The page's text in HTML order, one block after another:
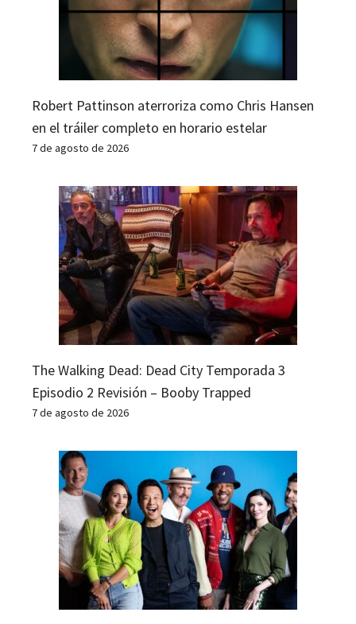
Robert Pattinson aterroriza como Chris Hansen
en el tráiler completo en horario estelar
7 de agosto de 2026
The Walking Dead: Dead City Temporada 3
Episodio 2 Revisión – Booby Trapped
7 de agosto de 2026